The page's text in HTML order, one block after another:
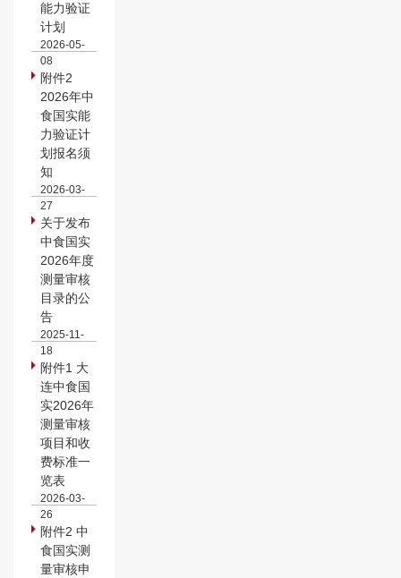
能力验证
计划
2026-05-
08
附件2
2026年中
食国实能
力验证计
划报名须
知
2026-03-
27
关于发布
中食国实
2026年度
测量审核
目录的公
告
2025-11-
18
附件1 大
连中食国
实2026年
测量审核
项目和收
费标准一
览表
2026-03-
26
附件2 中
食国实测
量审核申